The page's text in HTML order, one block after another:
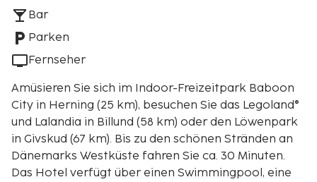
Bar
Parken
Fernseher
Amüsieren Sie sich im Indoor-Freizeitpark Baboon
City in Herning (25 km), besuchen Sie das Legoland®
und Lalandia in Billund (58 km) oder den Löwenpark
in Givskud (67 km). Bis zu den schönen Stränden an
Dänemarks Westküste fahren Sie ca. 30 Minuten.
Das Hotel verfügt über einen Swimmingpool, eine